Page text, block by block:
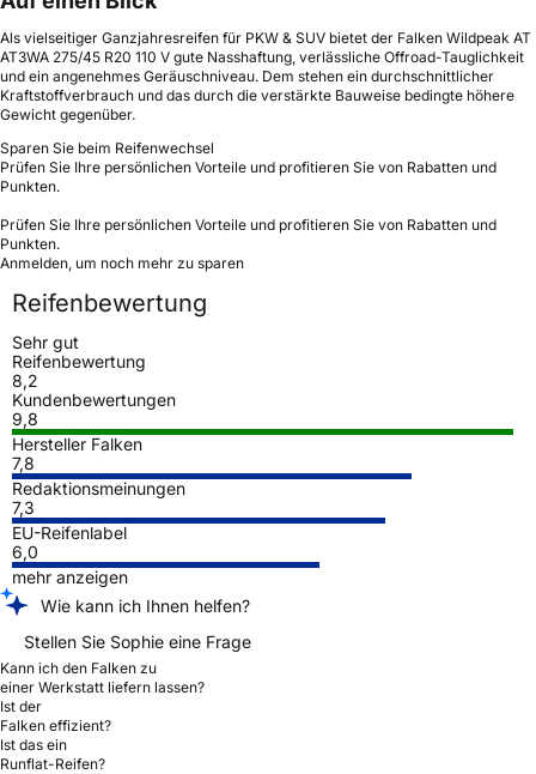
Als vielseitiger Ganzjahresreifen für PKW & SUV bietet der Falken Wildpeak AT
AT3WA 275/45 R20 110 V gute Nasshaftung, verlässliche Offroad-Tauglichkeit
und ein angenehmes Geräuschniveau. Dem stehen ein durchschnittlicher
Kraftstoffverbrauch und das durch die verstärkte Bauweise bedingte höhere
Gewicht gegenüber.
Sparen Sie beim Reifenwechsel
Prüfen Sie Ihre persönlichen Vorteile und profitieren Sie von Rabatten und
Punkten.
Prüfen Sie Ihre persönlichen Vorteile und profitieren Sie von Rabatten und
Punkten.
Anmelden, um noch mehr zu sparen
Reifenbewertung
Sehr gut
Reifenbewertung
8,2
Kundenbewertungen
9,8
Hersteller Falken
7,8
Redaktionsmeinungen
7,3
EU-Reifenlabel
6,0
mehr anzeigen
Wie kann ich Ihnen helfen?
Stellen Sie Sophie eine Frage
Kann ich den Falken zu
einer Werkstatt liefern lassen?
Ist der
Falken effizient?
Ist das ein
Runflat-Reifen?